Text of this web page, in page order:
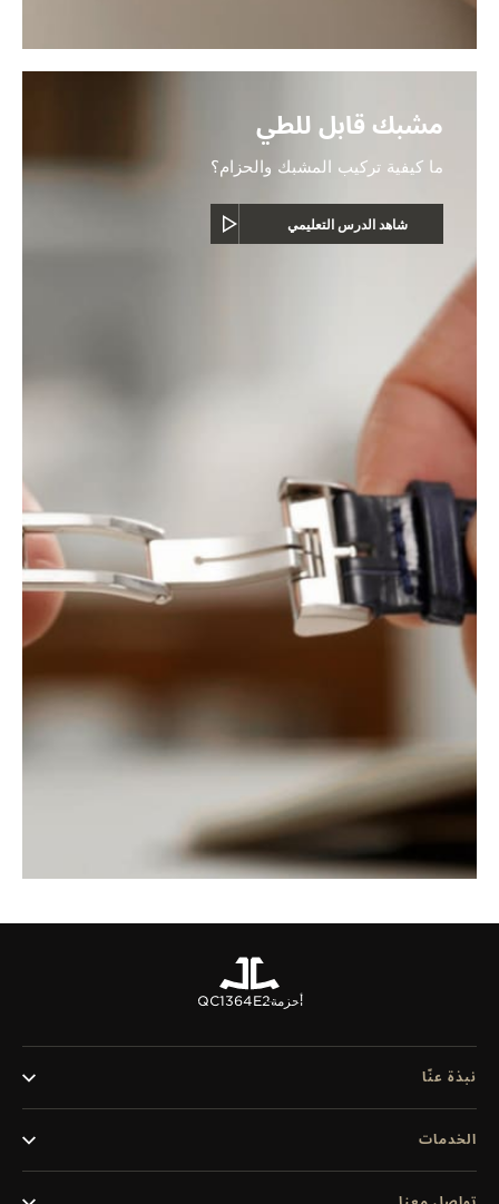
مشبك قابل للطي
ما كيفية تركيب المشبك والحزام؟
شاهد الدرس التعليمي
أحزمةQC1364E2
نبذة عنّا
الخدمات